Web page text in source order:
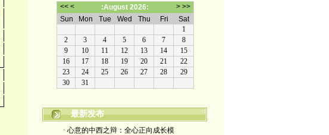
最新发布
· 心意的中西之辩：全心正向成长模